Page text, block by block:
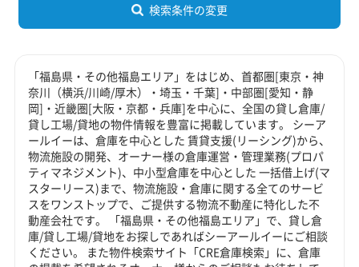
検索条件の変更
「福島県・その他福島エリア」をはじめ、首都圏[東京・神
奈川（横浜/川崎/厚木）・埼玉・千葉]・中部圏[愛知・静
岡]・近畿圏[大阪・京都・兵庫]を中心に、全国の貸し倉庫/
貸し工場/貸地の物件情報を豊富に掲載しています。 シーア
ールイーは、倉庫を中心とした 賃貸支援(リーシング)から、
物流施設の開発、オーナー様の倉庫運営・管理業務(プロパ
ティマネジメント)、中小型倉庫を中心とした 一括借上げ(マ
スターリース)まで、物流施設・倉庫に関する全てのサービ
スをワンストップで、ご提供する物流不動産に特化した不
動産会社です。 「福島県・その他福島エリア」で、貸し倉
庫/貸し工場/貸地をお探しであればシーアールイーにご相談
ください。 また物件検索サイト「CRE倉庫検索」に、倉庫